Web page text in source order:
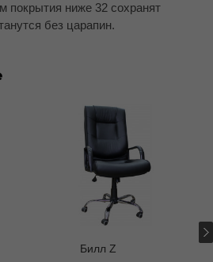
покрытия ниже 32 сохранят
без царапин.
Билл Z